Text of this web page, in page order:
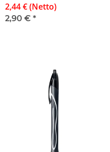
2,44 € (Netto)
2,90 € *